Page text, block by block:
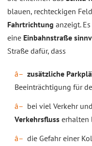
blauen, rechteckigen
Fahrtrichtung anzeigt.
eine Einbahnstraße
Straße dafür, dass
zusätzliche
Beeinträchtigung für
bei viel Verkehr
Verkehrsfluss erhalten
die Gefahr einer